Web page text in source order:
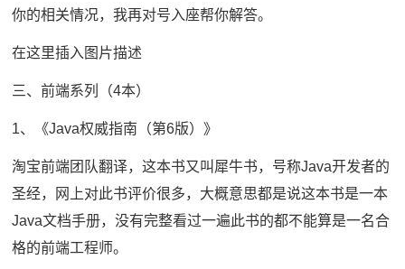
你的相关情况，我再对号入座帮你解答。
在这里插入图片描述
三、前端系列（4本）
1、《Java权威指南（第6版）》
淘宝前端团队翻译，这本书又叫犀牛书，号称Java开发者的
圣经，网上对此书评价很多，大概意思都是说这本书是一本
Java文档手册，没有完整看过一遍此书的都不能算是一名合
格的前端工程师。